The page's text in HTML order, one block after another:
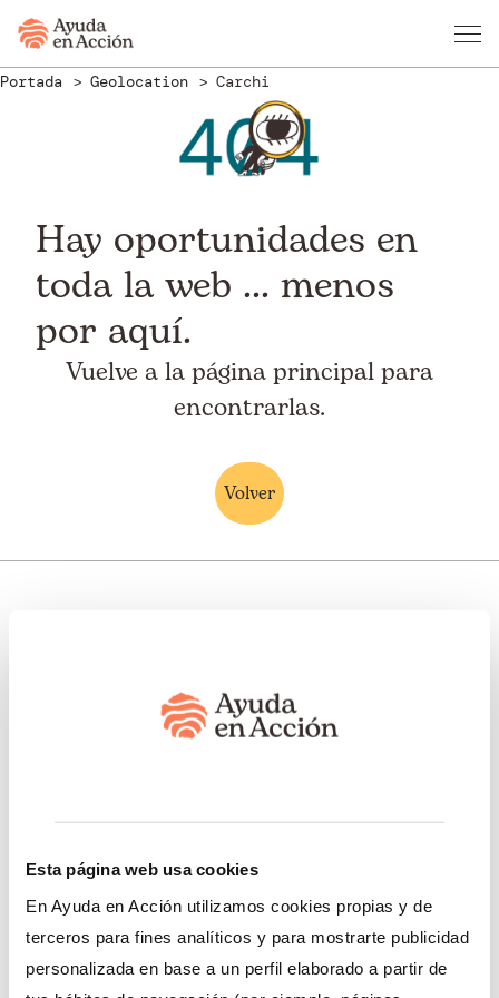
Esta página web usa cookies
En Ayuda en Acción utilizamos cookies propias y de
terceros para fines analíticos y para mostrarte publicidad
personalizada en base a un perfil elaborado a partir de
Portada Geolocation Carchi
Hay oportunidades en
toda la web ... menos
por aquí.
Vuelve a la página principal para
encontrarlas.
Volver
Nuestro trabajo Esto te interesa